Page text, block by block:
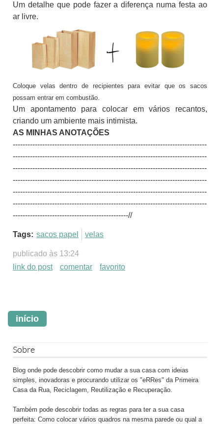
Um detalhe que pode fazer a diferença numa festa ao
ar livre.
Coloque velas dentro de recipientes para evitar que os sacos
possam entrar em combustão.
Um apontamento para colocar em vários recantos,
criando um ambiente mais intimista.
AS MINHAS ANOTAÇÕES
-------------------------------------------------------------------------------
-------------------------------------------------------------------------------
-------------------------------------------------------------------------------
-------------------------------------------------------------------------------
-------------------------------------------------------------------------------
-------------------------------------------------------------------------------
-----------------------------------------------//
Tags: sacos papel velas
publicado às 13:24
link do post
comentar favorito
início
Sobre
Blog onde pode descobrir como mudar a sua casa com ideias
simples, inovadoras e procurando utilizar os "eRRes" da Primeira
Casa da Rua, Reciclagem, Reutilização e Recuperação.
Também pode descobrir todas as regras para ter a sua casa
perfeita: Como colocar vários quadros na mesma parede ou qual a